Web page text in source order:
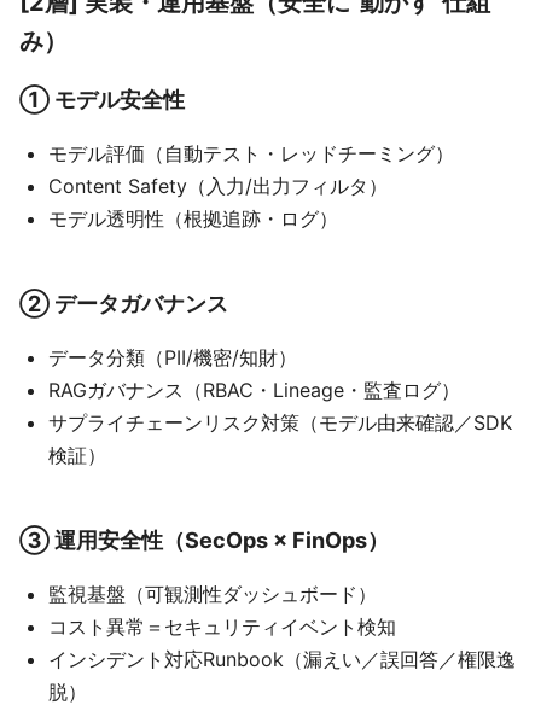
み）
① モデル安全性
モデル評価（自動テスト・レッドチーミング）
Content Safety（入力/出力フィルタ）
モデル透明性（根拠追跡・ログ）
② データガバナンス
データ分類（PII/機密/知財）
RAGガバナンス（RBAC・Lineage・監査ログ）
サプライチェーンリスク対策（モデル由来確認／SDK
検証）
③ 運用安全性（SecOps × FinOps）
監視基盤（可観測性ダッシュボード）
コスト異常＝セキュリティイベント検知
インシデント対応Runbook（漏えい／誤回答／権限逸
脱）